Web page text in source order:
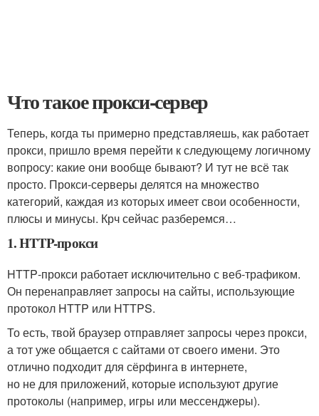
Что такое прокси-сервер
Теперь, когда ты примерно представляешь, как работает
прокси, пришло время перейти к следующему логичному
вопросу: какие они вообще бывают? И тут не всё так
просто. Прокси‑серверы делятся на множество
категорий, каждая из которых имеет свои особенности,
плюсы и минусы. Крч сейчас разберемся…
1. HTTP-прокси
HTTP‑прокси работает исключительно с веб‑трафиком.
Он перенаправляет запросы на сайты, использующие
протокол HTTP или HTTPS.
То есть, твой браузер отправляет запросы через прокси,
а тот уже общается с сайтами от своего имени. Это
отлично подходит для сёрфинга в интернете,
но не для приложений, которые используют другие
протоколы (например, игры или мессенджеры).